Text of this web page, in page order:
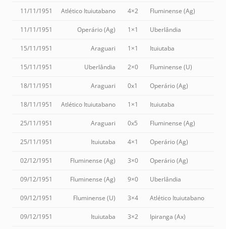
11/11/1951 Atlético Ituiutabano 4×2 Fluminense (Ag)
11/11/1951 Operário (Ag) 1×1 Uberlândia
15/11/1951 Araguari 1×1 Ituiutaba
15/11/1951 Uberlândia 2×0 Fluminense (U)
18/11/1951 Araguari 0x1 Operário (Ag)
18/11/1951 Atlético Ituiutabano 1×1 Ituiutaba
25/11/1951 Araguari 0x5 Fluminense (Ag)
25/11/1951 Ituiutaba 4×1 Operário (Ag)
02/12/1951 Fluminense (Ag) 3×0 Operário (Ag)
09/12/1951 Fluminense (Ag) 9×0 Uberlândia
09/12/1951 Fluminense (U) 3×4 Atlético Ituiutabano
09/12/1951 Ituiutaba 3×2 Ipiranga (Ax)